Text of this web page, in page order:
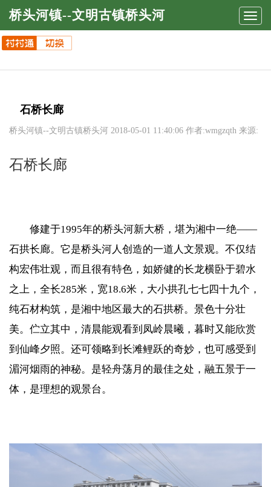
桥头河镇--文明古镇桥头河
石桥长廊
桥头河镇--文明古镇桥头河 2018-05-01 11:40:06 作者:wmgzqth 来源:
石桥长廊
修建于1995年的桥头河新大桥，堪为湘中一绝——
石拱长廊。它是桥头河人创造的一道人文景观。不仅结
构宏伟壮观，而且很有特色，如娇健的长龙横卧于碧水
之上，全长285米，宽18.6米，大小拱孔七七四十九个，
纯石材构筑，是湘中地区最大的石拱桥。景色十分壮
美。伫立其中，清晨能观看到凤岭晨曦，暮时又能欣赏
到仙峰夕照。还可领略到长滩鲤跃的奇妙，也可感受到
湄河烟雨的神秘。是轻舟荡月的最佳之处，融五景于一
体，是理想的观景台。